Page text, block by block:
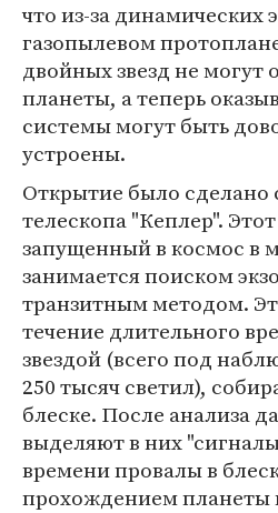
что из-за динамических
газопылевом
двойных звезд не могут
планеты, а теперь
системы могут быть
устроены.
Открытие было
телескопа "Кеплер".
запущенный в космос в
занимается поиском
транзитным методом.
течение длительного
звездой (всего под
250 тысяч светил),
блеске. После анализа
выделяют в них
времени провалы в
прохождением планеты